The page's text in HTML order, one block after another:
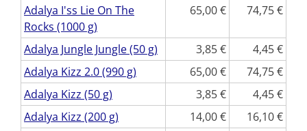
Adalya I'ss Lie On The
Rocks (1000 g)
65,00 74,75
Adalya Jungle Jungle (50 g) 3,85
4,45
Adalya Kizz 2.0 (990 g)
65,00
74,75
Adalya Kizz (50 g)
3,85
4,45
Adalya Kizz (200 g)
14,00
16,10